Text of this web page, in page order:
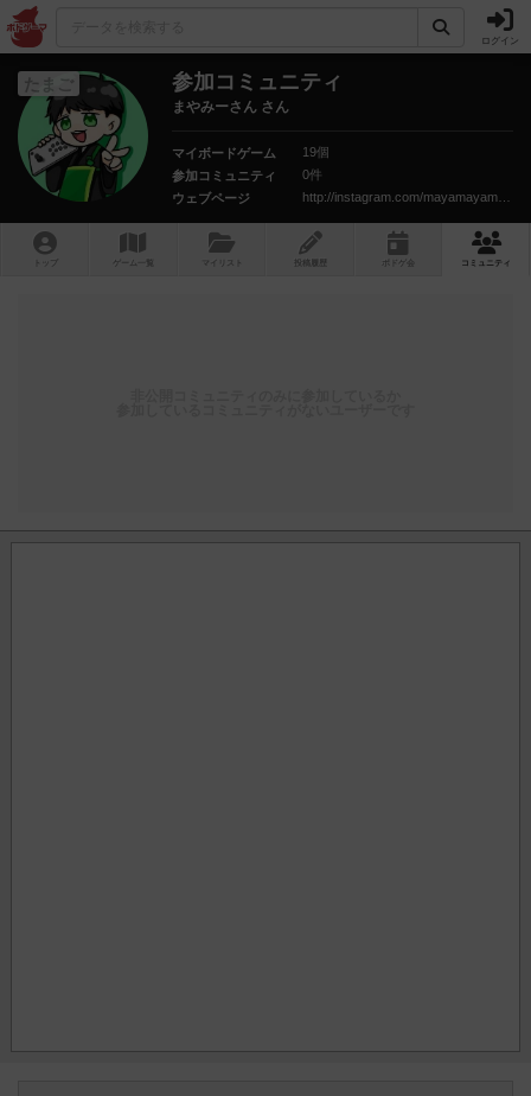
ログイン
たまご 参加コミュニティ
まやみーさん さん
マイボードゲーム
19個
参加コミュニティ
0件
ウェブページ
トップ ゲーム一覧 マイリスト 投稿履歴 ボ ドゲ コミュニティ